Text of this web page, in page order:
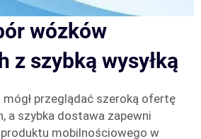
wózków
z szybką wysyłką
mógł przeglądać szeroką ofertę
a szybka dostawa zapewni
mobilnościowego w